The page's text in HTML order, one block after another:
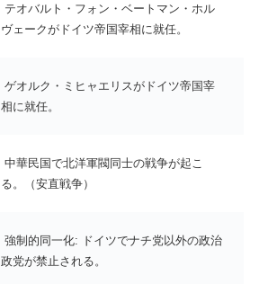
テオバルト・フォン・ベートマン・ホル
ヴェークがドイツ帝国宰相に就任。
ゲオルク・ミヒャエリスがドイツ帝国宰
相に就任。
中華民国で北洋軍閥同士の戦争が起こ
る。（安直戦争）
強制的同一化: ドイツでナチ党以外の政治
政党が禁止される。